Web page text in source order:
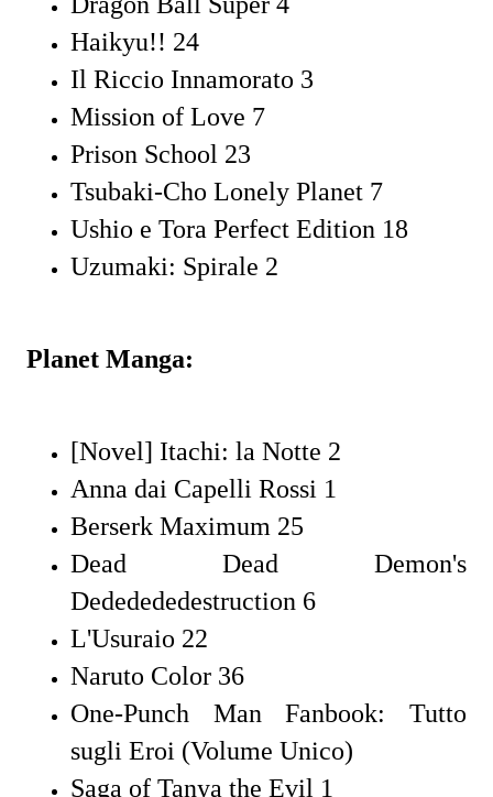
Haikyu!! 24
Il Riccio Innamorato 3
Mission of Love 7
Prison School 23
Tsubaki-Cho Lonely Planet 7
Ushio e Tora Perfect Edition 18
Uzumaki: Spirale 2
Planet Manga:
[Novel] Itachi: la Notte 2
Anna dai Capelli Rossi 1
Berserk Maximum 25
Dead Dead Demon's
Dededededestruction 6
L'Usuraio 22
Naruto Color 36
One-Punch Man Fanbook: Tutto
sugli Eroi (Volume Unico)
Saga of Tanya the Evil 1